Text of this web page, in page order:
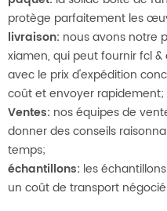
protège parfaitement les
livraison: nous avons notre
xiamen, qui peut fournir fcl
avec le prix d'expédition
coût et envoyer rapidement;
Ventes: nos équipes de
donner des conseils
temps;
échantillons: les
un coût de transport